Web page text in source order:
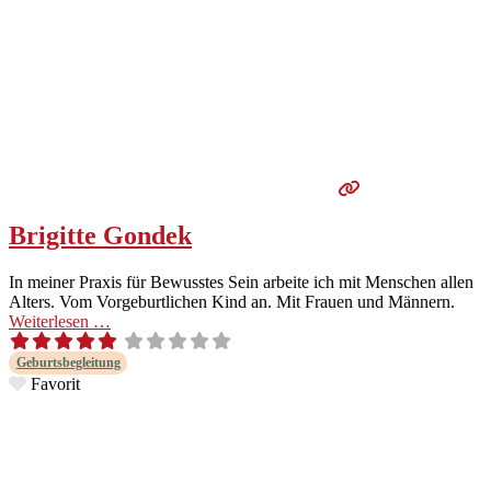
Brigitte Gondek
In mein­er Prax­is für Bewusstes Sein arbeite ich mit Men­schen allen
Alters. Vom Vorge­burtlichen Kind an. Mit Frauen und Män­nern.
Weit­er­lesen …
Geburts­be­gleitung
Favorit